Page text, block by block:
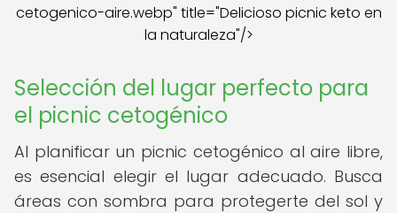
cetogenico-aire.webp" title="Delicioso picnic keto en
la naturaleza"/>
Selección del lugar perfecto para
el picnic cetogénico
Al planificar un picnic cetogénico al aire libre,
es esencial elegir el lugar adecuado. Busca
áreas con sombra para protegerte del sol y